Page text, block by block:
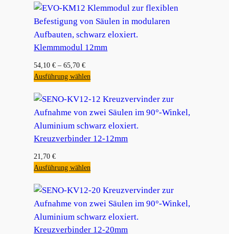
Klemmmodul 12mm
54,10€ –65,70€
Ausführung wählen
Kreuzverbinder 12-12mm
21,70€
Ausführung wählen
Kreuzverbinder 12-20mm